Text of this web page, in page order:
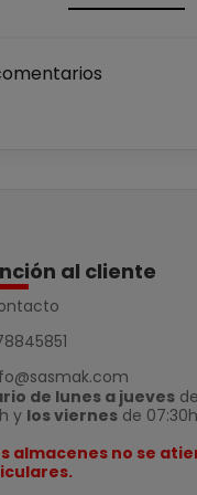
al cliente
de lunes a jueves
y los viernes de
almacenes no se